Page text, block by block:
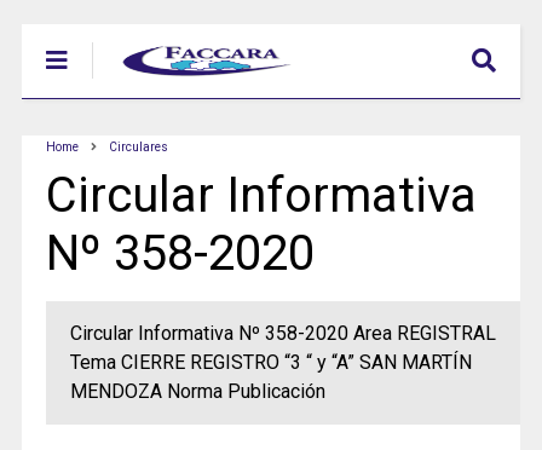
Home Circulares
Circular Informativa
Nº 358-2020
Circular Informativa Nº 358-2020 Area REGISTRAL
Tema CIERRE REGISTRO “3 “ y “A” SAN MARTÍN
MENDOZA Norma Publicación